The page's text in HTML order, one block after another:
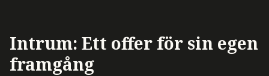
Intrum: Ett offer för sin egen
framgång